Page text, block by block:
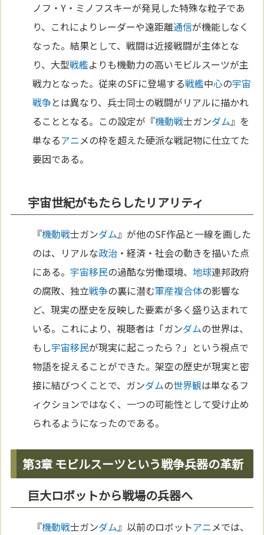
ノフ・Y・ミノフスキーが発見した特殊な粒子であ
り、これによりレーダーや遠距離通信が機能しなく
なった。結果として、戦闘は近接戦闘が主体とな
り、大型戦艦よりも機動力の高いモビルスーツが主
戦力となった。従来のSFに登場する戦艦中心の宇宙
戦争とは異なり、兵士同士の戦闘がリアルに描かれ
ることとなる。この設定が『機動戦士ガンダム』を
単なるアニメの枠を超えた硬派な戦記物に仕立てた
要因である。
宇宙世紀がもたらしたリアリティ
『機動戦士ガンダム』が他のSF作品と一線を画した
のは、リアルな政治 ・経済・社会の動きを描いた点
にある。 宇宙移民の過酷な労働環境、地球連邦政府
の腐敗、独立戦争の裏に潜む軍産複合体の影響な
ど、現実の歴史を反映した要素が多く盛り込まれて
いる。これにより、視聴者は「ガンダムの世界は、
もし宇宙移民が現実に起こったら？」という視点で
物語を捉えることができた。架空の歴史が現実と密
接に結びつくことで、ガンダムの世界観は単なるフ
ィクションではなく、一つの可能性として受け止め
られるようになったのである。
第3章 モビルスーツという戦争兵器の革新
巨大ロボットから戦場の兵器へ
『機動戦士ガンダム』以前のロボットアニメでは、